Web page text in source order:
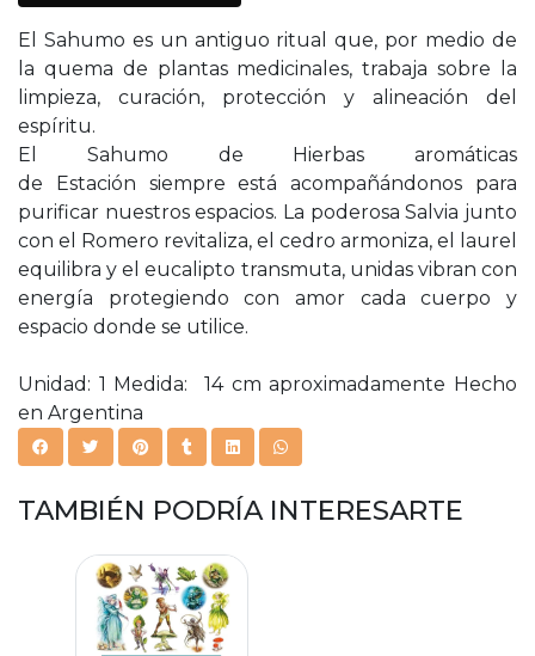
El Sahumo es un antiguo ritual que, por medio de
la quema de plantas medicinales, trabaja sobre la
limpieza, curación, protección y alineación del
espíritu.
El Sahumo de Hierbas aromáticas
de Estación siempre está acompañándonos para
purificar nuestros espacios. La poderosa Salvia junto
con el Romero revitaliza, el cedro armoniza, el laurel
equilibra y el eucalipto transmuta, unidas vibran con
energía protegiendo con amor cada cuerpo y
espacio donde se utilice.
Unidad: 1 Medida: 14 cm aproximadamente Hecho
en Argentina
TAMBIÉN PODRÍA INTERESARTE